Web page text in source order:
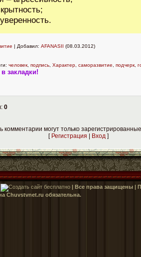
| Добавил: AFANASII (08.03.2012)
человек подпись Характер саморазвитие подчерк
закладки!
0
комментарии могут только
[ Регистрация Вход]
| Все права защищены |
Сhuvstvnet.ru обязательна.